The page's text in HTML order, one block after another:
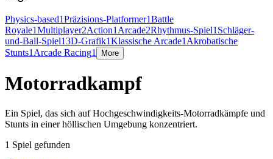
Physics-based1Präzisions-Platformer1Battle
Royale1Multiplayer2Action1 Arcade2Rhythmus-Spiel1 Schläger-
und-Ball-Spiel13D-Grafik1Klassische Arcade1 Akrobatische
Stunts1 Arcade Racing1 More
Motorradkampf
Ein Spiel, das sich auf Hochgeschwindigkeits-Motorradkämpfe und
Stunts in einer höllischen Umgebung konzentriert.
1 Spiel gefunden